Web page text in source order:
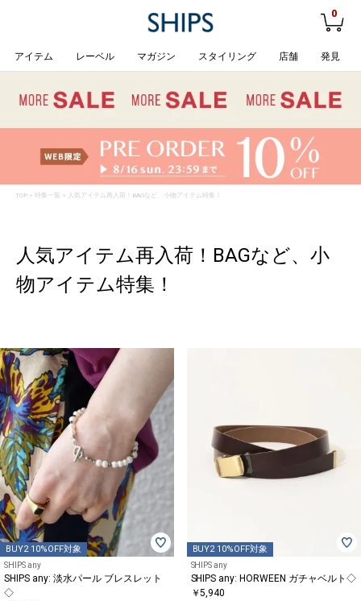
0
アイテム レーベル マガジン スタイリング 店舗 発見
TOP> 特集一覧 > 人気アイテム再入荷！BAGなど、小物アイテム特集！
人気アイテム再入荷！BAGなど、小
物アイテム特集！
BUY2 10%OFF対象
SHIPS any
SHIPS any: 淡水パール ブレスレット
◇
BUY2 10%OFF対象
SHIPS any
SHIPS any: HORWEEN ガチャベルト◇
￥5,940